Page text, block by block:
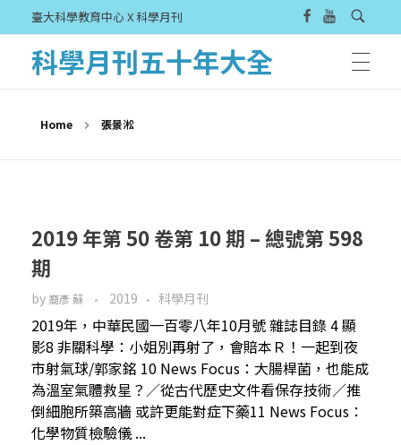
臺大科學教育中心 X 科學月刊
科學月刊五十年大全
Home 張景淞
2019 年第 50 卷第 10 期 – 總號第 598
期
by 裔彥 蘇 2019 科學月刊
2019年，中華民國一百零八年10月號 雜誌目錄 4 顯
影8 非關科學：小姐別再射了，會賠本Ｒ！一起到夜
市射氣球/郭家銘 10 News Focus：大腸桿菌，也能成
為溫室氣體救星？／從古代歷史文件看保存技術／推
倒細胞所築高牆 或許更能對症下藥11 News Focus：
化學物質檢驗儀 ...